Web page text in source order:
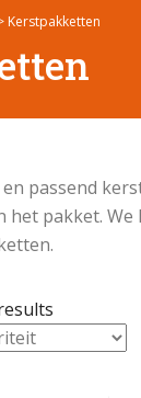
Kerstpakketten
passend
het pakket.